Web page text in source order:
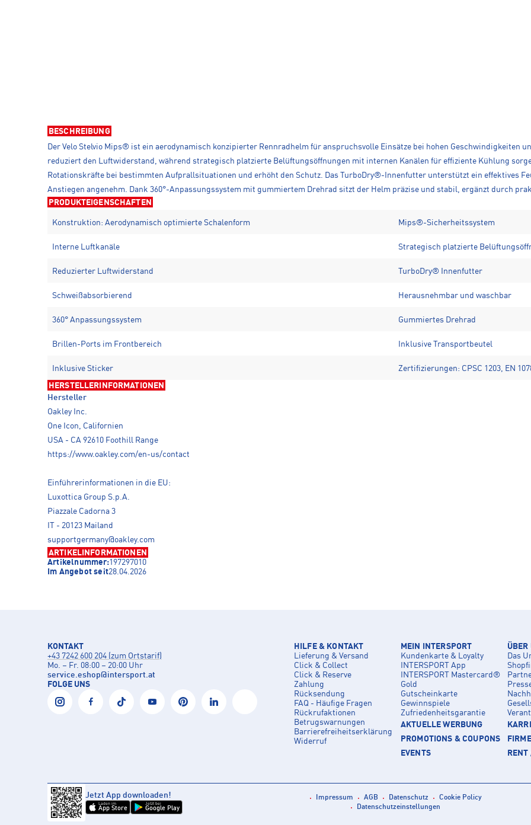
BESCHREIBUNG
Der Velo Stelvio Mips® ist ein aerodynamisch konzipierter Rennradhelm für anspruchsvolle Einsätze bei hohen Geschwindigkeiten
reduziert den Luftwiderstand, während strategisch platzierte Belüftungsöffnungen mit internen Kanälen für effiziente Kühlung
Rotationskräfte bei bestimmten Aufprallsituationen und erhöht den Schutz. Das TurboDry®-Innenfutter unterstützt ein effektives
Anstiegen angenehm. Dank 360°-Anpassungssystem mit gummiertem Drehrad sitzt der Helm präzise und stabil, ergänzt durch
PRODUKTEIGENSCHAFTEN
Konstruktion: Aerodynamisch optimierte Schalenform Mips®-Sicherheitssystem
Interne Luftkanäle Strategisch platzierte
Reduzierter Luftwiderstand TurboDry® Innenfutter
Schweißabsorbierend Herausnehmbar und waschbar
360° Anpassungssystem Gummiertes Drehrad
Brillen-Ports im Frontbereich Inklusive Transportbeutel
Inklusive Sticker Zertifizierungen: CPSC 1203, EN
HERSTELLERINFORMATIONEN
Hersteller
Oakley Inc.
One Icon, Californien
USA - CA 92610 Foothill Range
https://www.oakley.com/en-us/contact
Einführerinformationen in die EU:
Luxottica Group S.p.A.
Piazzale Cadorna 3
IT - 20123 Mailand
supportgermany@oakley.com
ARTIKELINFORMATIONEN
Artikelnummer:197297010
Im Angebot seit28.04.2026
KONTAKT
+43 7242 600 204 (zum Ortstarif)
Mo. – Fr. 08:00 – 20:00 Uhr
service.eshop@intersport.at
FOLGE UNS
HILFE & KONTAKT
Lieferung & Versand
Click & Collect
Click & Reserve
Zahlung
Rücksendung
FAQ - Häufige Fragen
Rückrufaktionen
Betrugswarnungen
Barrierefreiheitserklärung
Widerruf
MEIN INTERSPORT
Kundenkarte & Loyalty
INTERSPORT App
INTERSPORT Mastercard®
Gold
Gutscheinkarte
Gewinnspiele
Zufriedenheitsgarantie
AKTUELLE WERBUNG
PROMOTIONS & COUPONS
EVENTS
ÜBER
Das
RENT
Jetzt App downloaden!
Laden im
App Store
Jetzt bei
Google Play
Impressum AGB Datenschutz
Cookie Policy
Datenschutzeinstellungen